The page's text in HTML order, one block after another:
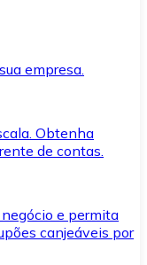
empresa.
Obtenha
de contas.
e permita
canjeáveis por